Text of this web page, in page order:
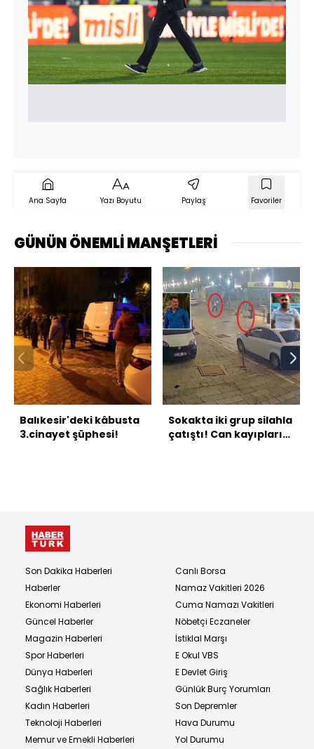
Ana Sayfa Yazı Boyutu Paylaş Favoriler
GÜNÜN ÖNEMLİ MANŞETLERİ
Balıkesir'deki kâbusta
3.cinayet şüphesi!
Sokakta iki grup silahla
çatıştı! Can kayıpları
Son Dakika Haberleri
Haberler
Ekonomi Haberleri
Güncel Haberler
Magazin Haberleri
Spor Haberleri
Dünya Haberleri
Sağlık Haberleri
Kadın Haberleri
Teknoloji Haberleri
Memur ve Emekli Haberleri
Canlı Borsa
Namaz Vakitleri 2026
Cuma Namazı Vakitleri
Nöbetçi Eczaneler
İstiklal Marşı
E Okul VBS
E Devlet Giriş
Günlük Burç Yorumları
Son Depremler
Hava Durumu
Yol Durumu